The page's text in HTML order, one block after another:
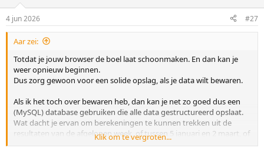
n
g
e
4 jun 2026 #27
Aar zei:
Totdat je jouw browser de boel laat schoonmaken. En dan kan je
weer opnieuw beginnen.
Dus zorg gewoon voor een solide opslag, als je data wilt bewaren.
Als ik het toch over bewaren heb, dan kan je net zo goed dus een
(MySQL) database gebruiken die alle data gestructureerd opslaat.
Wat dacht je ervan om berekeningen te kunnen trekken uit de
resultaten van de afgelopen week, of tussen 5 januari en 2 maart, of
een gemiddelde berekenen? Maar een maximale of minimum
Klik om te vergroten...